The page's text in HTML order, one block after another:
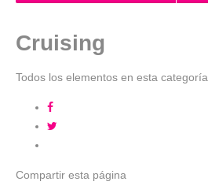
Cruising
Todos los elementos en esta categoría
Compartir esta página